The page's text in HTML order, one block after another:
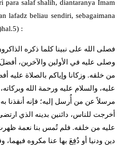
para salaf shalih, diantaranya Imam
lafadz beliau sendiri, sebagaimana
:
فصلى الله على نبينا كلما ذكره
وصلى عليه في الأولين والآخرين،
من خلقه. وزكانا وإياكم بالصلاة عليه
عليه، والسلام عليه ورحمة الله
مرسلاً عن من أُرسل إليه؛ فإنه أنقذنا
أخرجت للناس، دائنين بدينه الذي
عليه من خلقه. فلم تُمس بنا نعمة
دين ودنيا أو دُفِعَ بها عنا مكروه